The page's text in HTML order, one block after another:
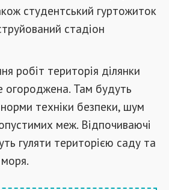
студентський гуртожиток
стадіон
робіт територія ділянки
огороджена. Там будуть
норми техніки безпеки, шум
меж. Відпочиваючі
гуляти територією саду та